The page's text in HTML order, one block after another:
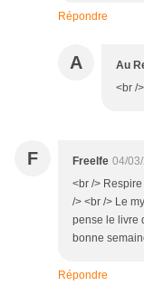
Répondre
A Au
<br /
F Freelfe 04/
<br />
/> <br /> Le
pense le livre
bonne
Répondre